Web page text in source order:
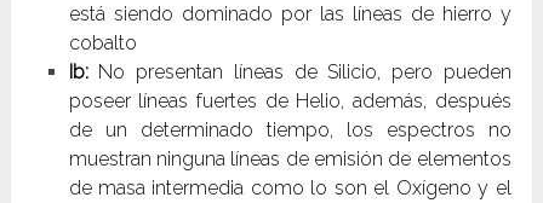
está siendo dominado por las líneas de hierro y
cobalto
Ib:No presentan líneas de Silicio, pero pueden
poseer líneas fuertes de Helio, además, después
de un determinado tiempo, los espectros no
muestran ninguna líneas de emisión de elementos
de masa intermedia como lo son el Oxígeno y el